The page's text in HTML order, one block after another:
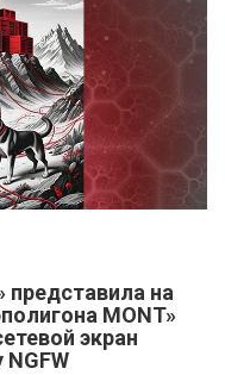
представила на
MONT»
экран